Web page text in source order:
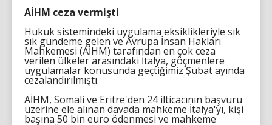
AİHM ceza vermişti
Hukuk sistemindeki uygulama eksiklikleriyle sık
sık gündeme gelen ve Avrupa İnsan Hakları
Mahkemesi (AİHM) tarafından en çok ceza
verilen ülkeler arasındaki İtalya, göçmenlere
uygulamalar konusunda geçtiğimiz Şubat ayında
cezalandırılmıştı.
AİHM, Somali ve Eritre'den 24 ilticacının başvuru
üzerine ele alınan davada mahkeme İtalya'yı, kişi
başına 50 bin euro ödenmesi ve mahkeme